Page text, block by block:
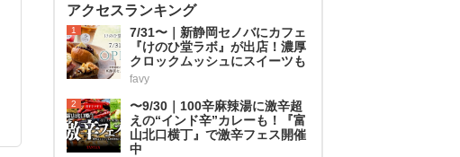
アクセスランキング
1
7/31〜｜新静岡セノバにカフェ
『けのひ堂ラボ』が出店！濃厚
クロックムッシュにスイーツも
favy
2
〜9/30｜100辛麻辣湯に激辛超
えの“インド辛”カレーも！『富
山北口横丁』で激辛フェス開催
中